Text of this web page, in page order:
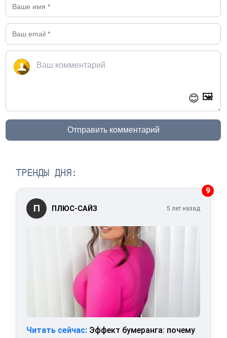
😊 🖼️
Отправить комментарий
ТРЕНДЫ ДНЯ:
9
П ПЛЮС-САЙЗ 5 лет назад
Читать сейчас: Эффект бумеранга: почему